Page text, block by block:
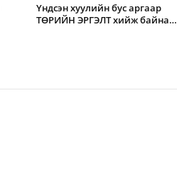
Үндсэн хуулийн бус аргаар
ТӨРИЙН ЭРГЭЛТ хийж байна…